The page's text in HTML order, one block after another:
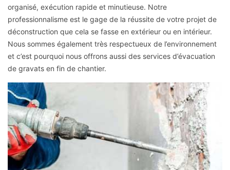
organisé, exécution rapide et minutieuse. Notre
professionnalisme est le gage de la réussite de votre projet de
déconstruction que cela se fasse en extérieur ou en intérieur.
Nous sommes également très respectueux de l’environnement
et c’est pourquoi nous offrons aussi des services d’évacuation
de gravats en fin de chantier.